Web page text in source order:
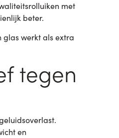
met
beter.
glas werkt als extra
tegen
en